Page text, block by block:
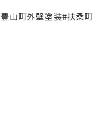
山町外壁塗装#扶桑